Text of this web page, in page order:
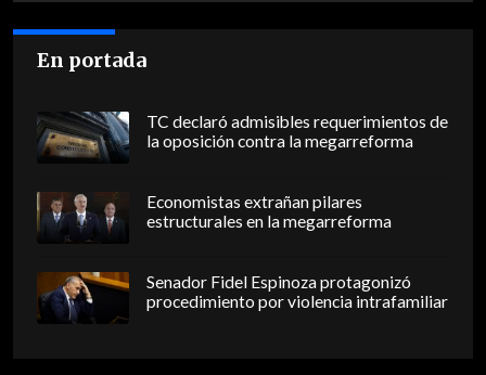
En portada
TC declaró admisibles requerimientos de
la oposición contra la megarreforma
Economistas extrañan pilares
estructurales en la megarreforma
Senador Fidel Espinoza protagonizó
procedimiento por violencia intrafamiliar